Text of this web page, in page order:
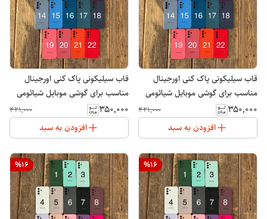
قاب سیلیکونی پاک کنی اورجینال
مناسب برای گوشی موبایل شیائومی
Note 11S
۳۵۰٬۰۰۰ ۴۲۱٬۰۰۰
افزودن به سبد
قاب سیلیکونی پاک کنی اورجینال
مناسب برای گوشی موبایل شیائومی
Xiaomi Redmi A3 4G
۳۵۰٬۰۰۰ ۴۲۱٬۰۰۰
افزودن به سبد
%16
%16